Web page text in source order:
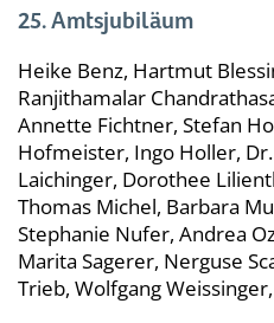
25. Amtsjubiläum
Heike Benz, Hartmut
Ranjithamalar
Annette Fichtner, Stefan
Hofmeister, Ingo Holler,
Laichinger, Dorothee
Thomas Michel, Barbara
Stephanie Nufer, Andrea
Marita Sagerer, Nerguse
Trieb, Wolfgang